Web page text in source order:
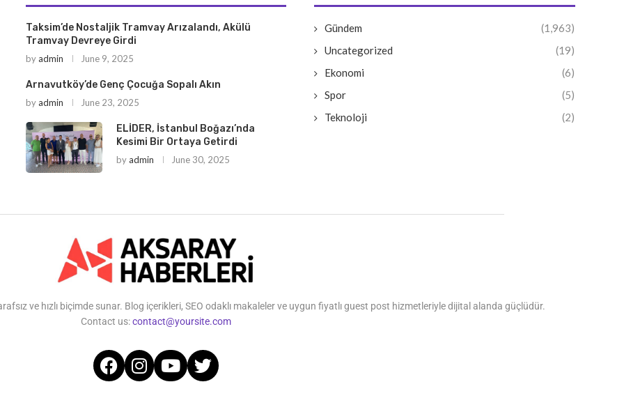
Taksim’de Nostaljik Tramvay Arızalandı, Akülü
Tramvay Devreye Girdi
byadmin June 9, 2025
Arnavutköy’de Genç Çocuğa Sopalı Akın
byadmin June 23, 2025
ELİDER, İstanbul Boğazı’nda
Kesimi Bir Ortaya Getirdi
byadmin June 30, 2025
Gündem
(1,963)
Uncategorized
(19)
Ekonomi
(6)
Spor
(5)
Teknoloji
(2)
ve hızlı biçimde sunar. Blog içerikleri, SEO odaklı makaleler ve uygun fiyatlı guest post hizmetleriyle dijital alanda güçlüdür.
Contact us:contact@yoursite.com